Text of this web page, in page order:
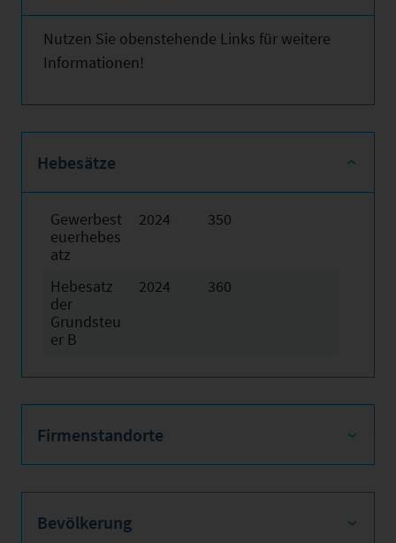
Nutzen Sie obenstehende Links für weitere
Informationen!
Hebesätze
Gewerbest
euerhebes
atz
2024 350
Hebesatz
der
Grundsteu
er B
2024 360
Firmenstandorte
Bevölkerung